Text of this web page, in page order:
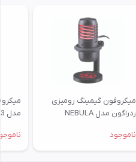
میکروفون گیمینگ رومیزی
ردراگون مدل NEBULA
ناموجود
مدل PULSAR GM303